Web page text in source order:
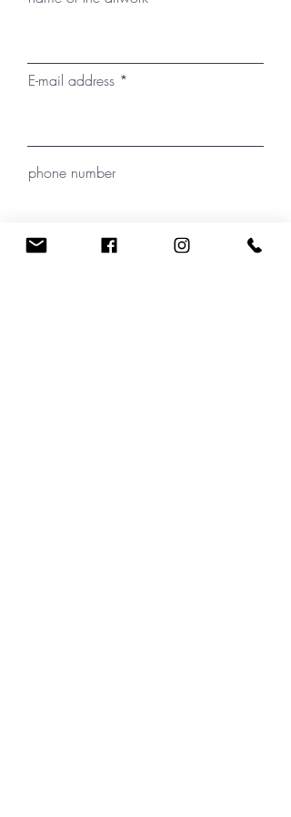
Schattenfugenrahmen erfolgen.
E-mail address
phone number